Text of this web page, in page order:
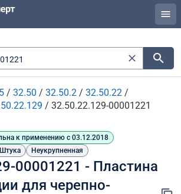
/ 32.50 / 32.50.2 / 32.50.22 /
/ 32.50.22.129-00001221
к применению с 03.12.2018
Неукрупненная
00001221 - Пластина
для черепно-